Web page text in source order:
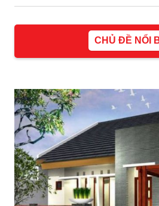
CHỦ ĐỀ NỔI